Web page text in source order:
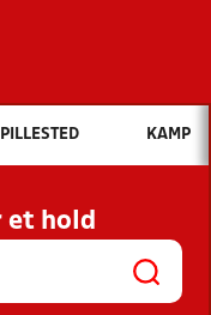
vil du søge efter?
OG NYHEDER
KLUBBER OG
KAMP
et hold